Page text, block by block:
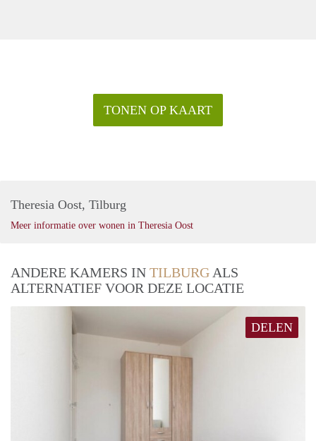
TONEN OP KAART
Theresia Oost, Tilburg
Meer informatie over wonen in Theresia Oost
ANDERE KAMERS IN TILBURG ALS
ALTERNATIEF VOOR DEZE LOCATIE
DELEN